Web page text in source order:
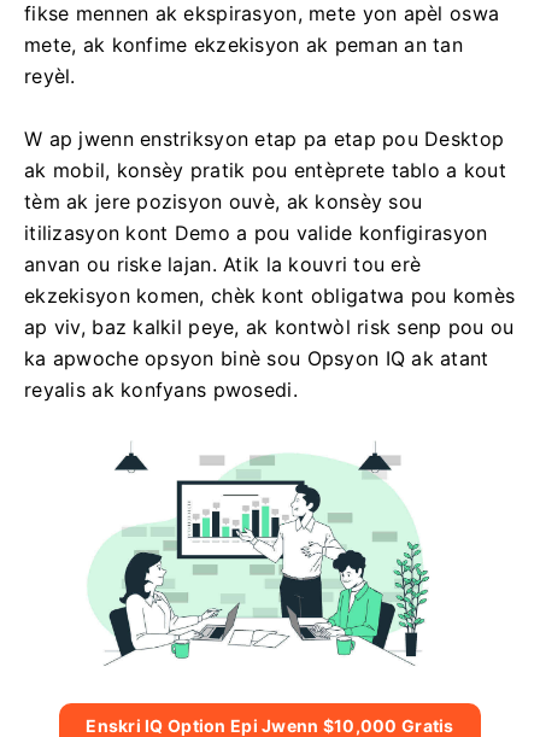
fikse mennen ak ekspirasyon, mete yon apèl oswa
mete, ak konfime ekzekisyon ak peman an tan
reyèl.
W ap jwenn enstriksyon etap pa etap pou Desktop
ak mobil, konsèy pratik pou entèprete tablo a kout
tèm ak jere pozisyon ouvè, ak konsèy sou
itilizasyon kont Demo a pou valide konfigirasyon
anvan ou riske lajan. Atik la kouvri tou erè
ekzekisyon komen, chèk kont obligatwa pou komès
ap viv, baz kalkil peye, ak kontwòl risk senp pou ou
ka apwoche opsyon binè sou Opsyon IQ ak atant
reyalis ak konfyans pwosedi.
Enskri IQ Option Epi Jwenn $10,000 Gratis